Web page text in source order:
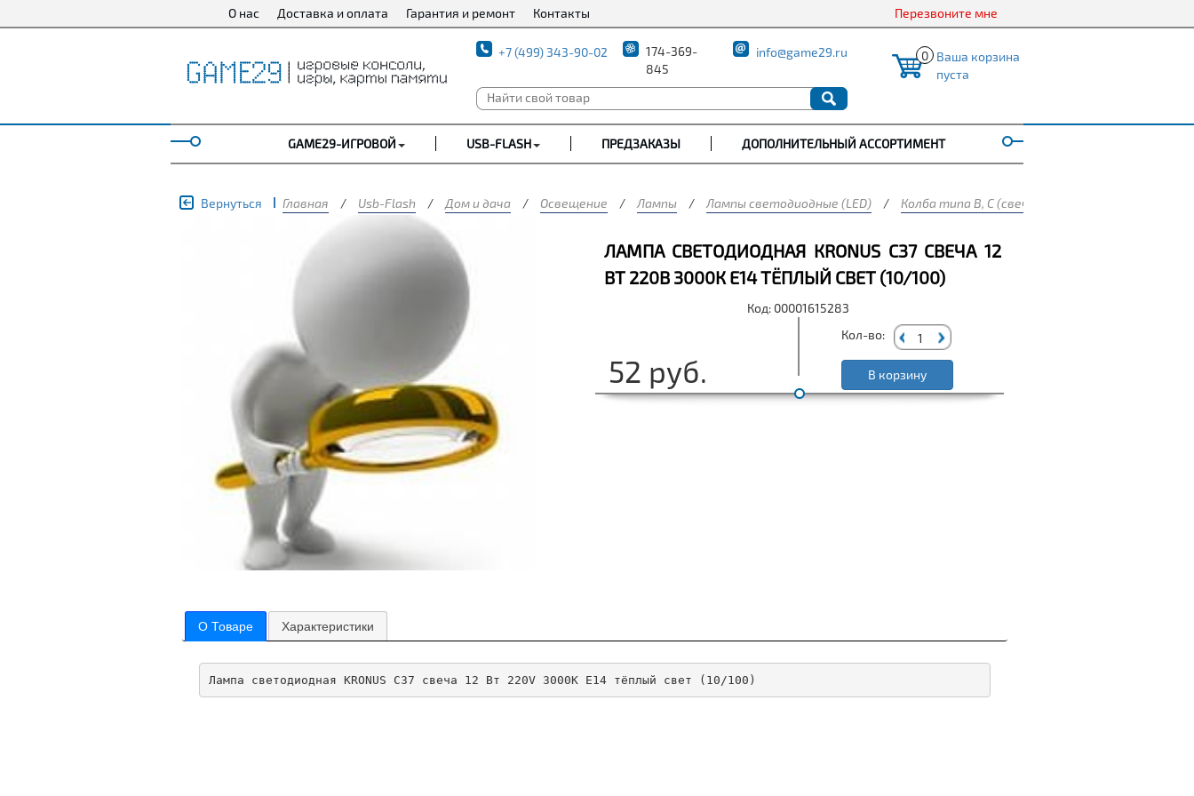
О нас Доставка и оплата Гарантия и ремонт Контакты Перезвоните мне
+7 (499) 343-90-02
174-369-
845
info@game29.ru 0 Ваша корзина
пуста
GAME29-ИГРОВОЙ USB-FLASH ПРЕДЗАКАЗЫ ДОПОЛНИТЕЛЬНЫЙ АССОРТИМЕНТ
Вернуться Главная / Usb-Flash / Дом и дача / Освещение / Лампы / Лампы светодиодные (LED) / Колба типа B, C (свеча)
ЛАМПА СВЕТОДИОДНАЯ КRONUS C37 СВЕЧА 12
ВТ 220В 3000К Е14 ТЁПЛЫЙ СВЕТ (10/100)
Код: 00001615283
52 руб.
Кол-во:
В корзину
О Товаре Характеристики
Лампа светодиодная KRONUS C37 свеча 12 Вт 220V 3000K E14 тёплый свет (10/100)